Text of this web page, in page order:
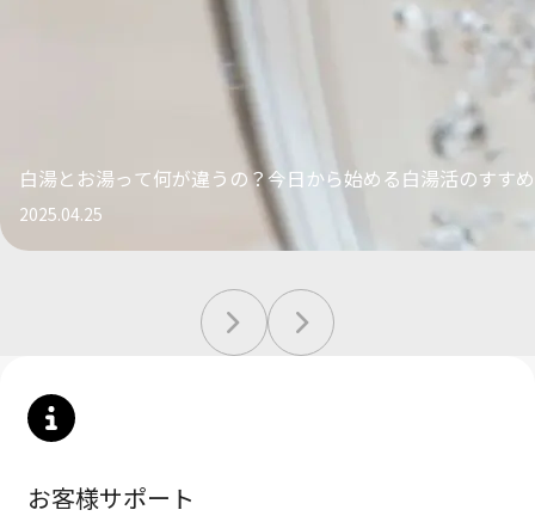
白湯とお湯って何が違うの？今日から始める白湯活のすすめ
2025.04.25
お客様サポート